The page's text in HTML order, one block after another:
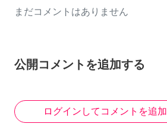
まだコメントはありません
公開コメントを追加する
ログインしてコメントを追加